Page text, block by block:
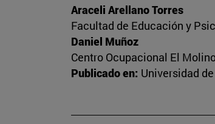
Araceli Arellano Torres
Facultad de Educación y
Daniel Muñoz
Centro Ocupacional El
Publicado en: Universidad